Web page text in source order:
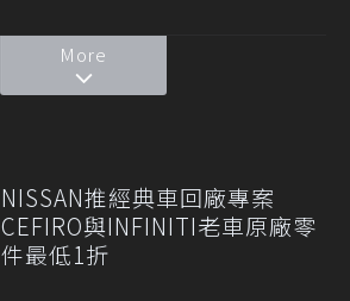
More
NISSAN推經典車回廠專案
CEFIRO與INFINITI老車原廠零
件最低1折